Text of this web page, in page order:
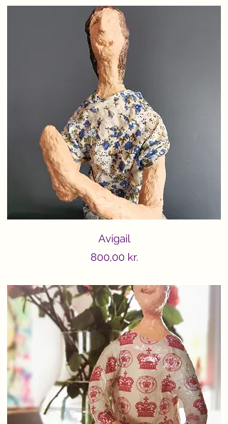
Avigail
Price
800,00 kr.